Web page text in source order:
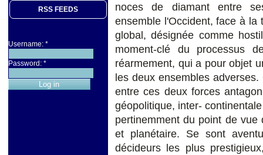
RSS FEEDS
Username: *
Password: *
noces de diamant entre
ensemble l'Occident, face à la
global, désignée comme
moment-clé du processus
réarmement, qui a pour objet
les deux ensembles
entre ces deux forces
géopolitique, inter-
pertinemment du point de vue
et planétaire. Se sont
décideurs les plus